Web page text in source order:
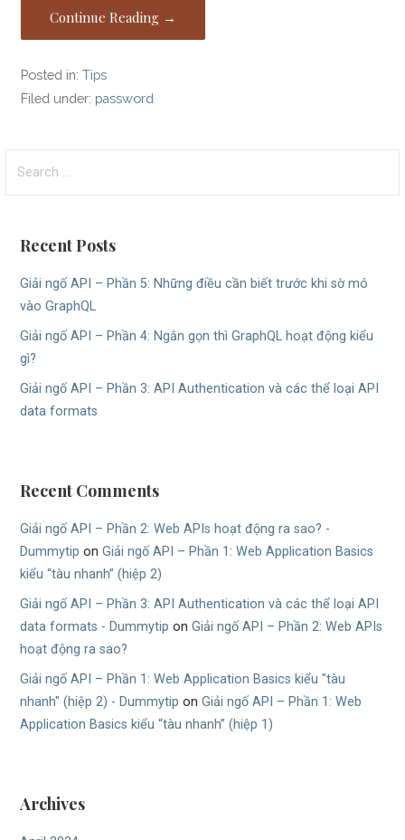
Continue Reading →
Posted in:Tips
Filed under: password
for:
Recent Posts
Giải ngố API – Phần 5: Những điều cần biết trước khi sờ mó
vào GraphQL
Giải ngố API – Phần 4: Ngắn gọn thì GraphQL hoạt động kiểu
gì?
Giải ngố API – Phần 3: API Authentication và các thể loại API
data formats
Recent Comments
Giải ngố API – Phần 2: Web APIs hoạt động ra sao? -
Dummytip onGiải ngố API – Phần 1: Web Application Basics
kiểu “tàu nhanh” (hiệp 2)
Giải ngố API – Phần 3: API Authentication và các thể loại API
data formats - Dummytip onGiải ngố API – Phần 2: Web APIs
hoạt động ra sao?
Giải ngố API – Phần 1: Web Application Basics kiểu "tàu
nhanh" (hiệp 2) - Dummytip onGiải ngố API – Phần 1: Web
Application Basics kiểu “tàu nhanh” (hiệp 1)
Archives